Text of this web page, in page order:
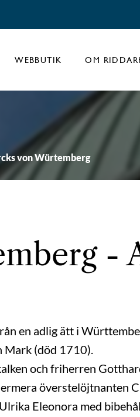
WEBBUTIK OM
von Würtemberg
-
en adlig ätt i
Mark (död 1710).
och friherren
överstelöjtnanten
Eleonora med